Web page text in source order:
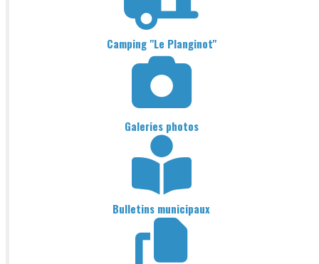
Camping "Le Planginot"
Galeries photos
Bulletins municipaux